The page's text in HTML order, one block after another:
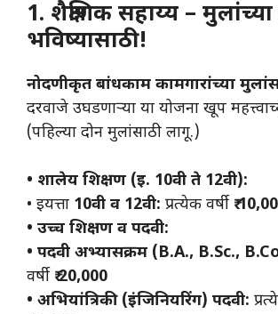
1. शैक्षणिक सहाय्य –
भविष्यासाठी!
नोदणीकृत बांधकाम कामगारांच्या
दरवाजे उघडणाऱ्या या योजना खूप
(पहिल्या दोन मुलांसाठी लागू.)
• शालेय शिक्षण (इ. 10वी ते 12वी):
• इयत्ता 10वी व 12वी: प्रत्येक वर्षी ₹
• उच्च शिक्षण व पदवी:
• पदवी अभ्यासक्रम (B.A., B.Sc.,
वर्षी ₹ 20,000
• अभियांत्रिकी (इंजिनियरिंग) पदवी: